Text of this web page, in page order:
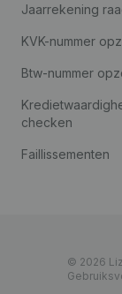
Jaarrekening
KVK-nummer
Btw-nummer
checken
Faillissementen
© 2026